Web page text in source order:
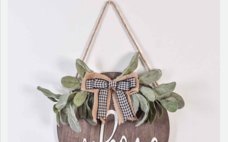
CÂY GIẢ TRANG TRÍ TIỂU CẢNH CÂY GIẢ
TƯỜNG CÂY GIẢ KHĂN TRẢI BÀN